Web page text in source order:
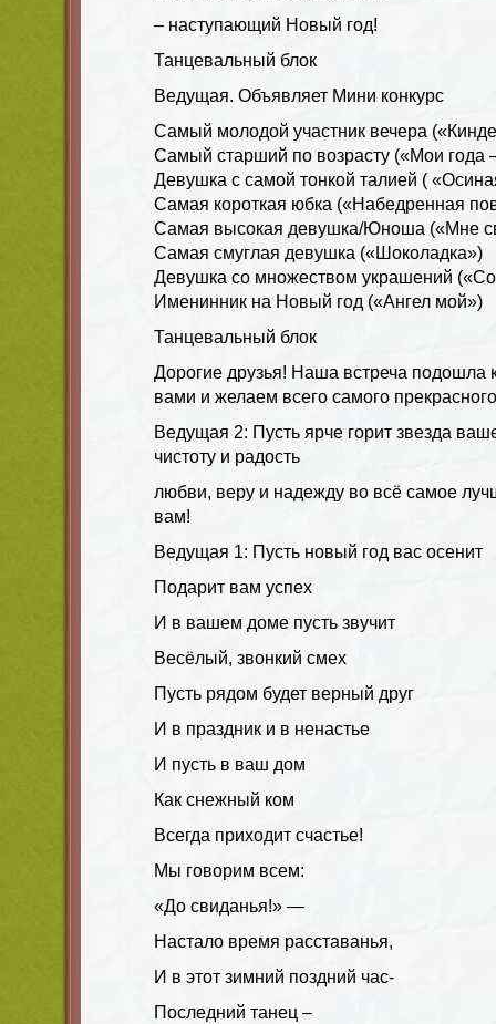
– наступающий Новый год!
Танцевальный блок
Ведущая. Объявляет Мини конкурс
Самый молодой участник вечера
Самый старший по возрасту («Мои года
Девушка с самой тонкой талией (
Самая короткая юбка («Набедренная
Самая высокая девушка/Юноша («Мне
Самая смуглая девушка («Шоколадка»)
Девушка со множеством украшений
Именинник на Новый год («Ангел мой»)
Танцевальный блок
Дорогие друзья! Наша встреча подошла
вами и желаем всего самого
Ведущая 2: Пусть ярче горит звезда
чистоту и радость
любви, веру и надежду во всё самое
вам!
Ведущая 1: Пусть новый год вас осенит
Подарит вам успех
И в вашем доме пусть звучит
Весёлый, звонкий смех
Пусть рядом будет верный друг
И в праздник и в ненастье
И пусть в ваш дом
Как снежный ком
Всегда приходит счастье!
Мы говорим всем:
«До свиданья!» —
Настало время расставанья,
И в этот зимний поздний час-
Последний танец –